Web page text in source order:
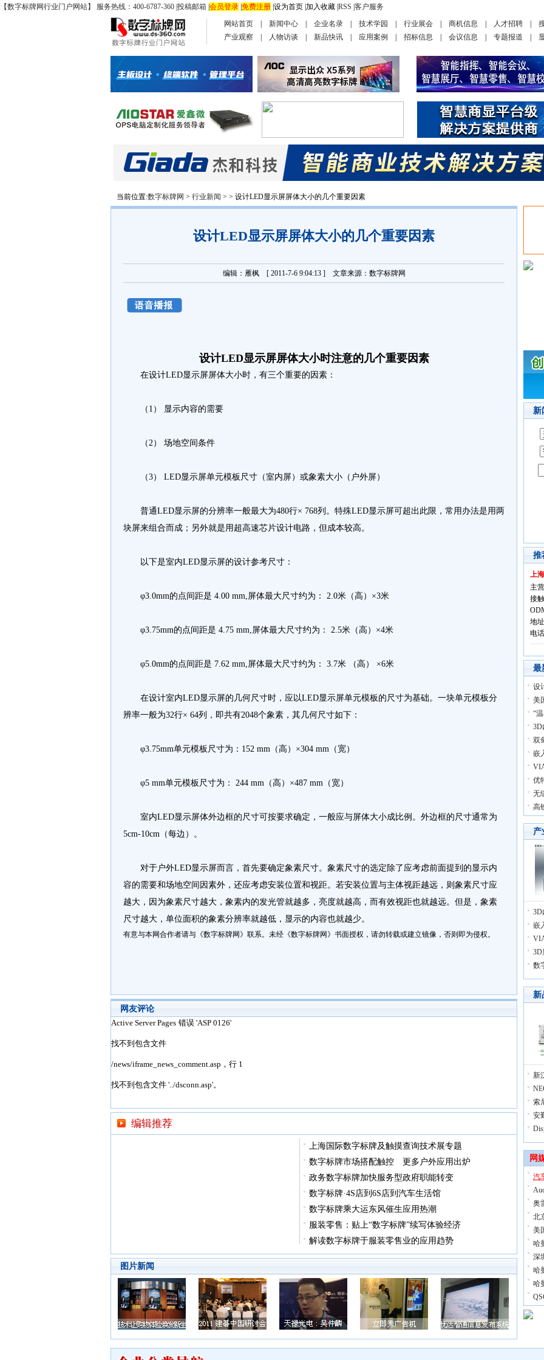
【数字标牌网行业门户网站】 服务热线：400-6787-360 投稿邮箱 会员登录 免费注册 设为首页 加入收藏 RSS 客户服务
网站首页
新闻中心 企业名录 技术学园 行业展会 商机信息 人才招聘
产业观察
人物访谈 新品快讯 应用案例 招标信息 会议信息 专题报道
当前位置:数字标牌网 > 行业新闻 > > 设计LED显示屏屏体大小的几个重要因素
设计LED显示屏屏体大小的几个重要因素
编辑：雁枫 [ 2011-7-6 9:04:13 ] 文章来源：数字标牌网
设计LED显示屏屏体大小时注意的几个重要因素
在设计LED显示屏屏体大小时，有三个重要的因素：
（1） 显示内容的需要
（2） 场地空间条件
（3） LED显示屏单元模板尺寸（室内屏）或象素大小（户外屏）
普通LED显示屏的分辨率一般最大为480行× 768列。特殊LED显示屏可超出此限，常用办法是用两
块屏来组合而成；另外就是用超高速芯片设计电路，但成本较高。
以下是室内LED显示屏的设计参考尺寸：
φ3.0mm的点间距是 4.00 mm,屏体最大尺寸约为： 2.0米（高）×3米
φ3.75mm的点间距是 4.75 mm,屏体最大尺寸约为： 2.5米（高）×4米
φ5.0mm的点间距是 7.62 mm,屏体最大尺寸约为： 3.7米 （高） ×6米
在设计室内LED显示屏的几何尺寸时，应以LED显示屏单元模板的尺寸为基础。一块单元模板分
辨率一般为32行× 64列，即共有2048个象素，其几何尺寸如下：
φ3.75mm单元模板尺寸为：152 mm（高）×304 mm（宽）
φ5 mm单元模板尺寸为： 244 mm（高）×487 mm（宽）
室内LED显示屏体外边框的尺寸可按要求确定，一般应与屏体大小成比例。外边框的尺寸通常为
5cm-10cm（每边）。
对于户外LED显示屏而言，首先要确定象素尺寸。象素尺寸的选定除了应考虑前面提到的显示内
容的需要和场地空间因素外，还应考虑安装位置和视距。若安装位置与主体视距越远，则象素尺寸应
越大，因为象素尺寸越大，象素内的发光管就越多，亮度就越高，而有效视距也就越远。但是，象素
尺寸越大，单位面积的象素分辨率就越低，显示的内容也就越少。
有意与本网合作者请与《数字标牌网》联系。未经《数字标牌网》书面授权，请勿转载或建立镜像，否则即为侵权。
网友评论
编辑推荐
上海国际数字标牌及触摸查询技术展专题
数字标牌市场搭配触控 更多户外应用出炉
政务数字标牌加快服务型政府职能转变
数字标牌·4S店到6S店到汽车生活馆
数字标牌乘大运东风催生应用热潮
服装零售：贴上“数字标牌”续写体验经济
解读数字标牌于服装零售业的应用趋势
图片新闻
新
推
上
主
接
地
电
最
设
美
“
3D
双
嵌
优
无
高
产
3D
嵌
3D
数
新
新
索
安
网
汽
奥
北
美
哈
深
哈
哈